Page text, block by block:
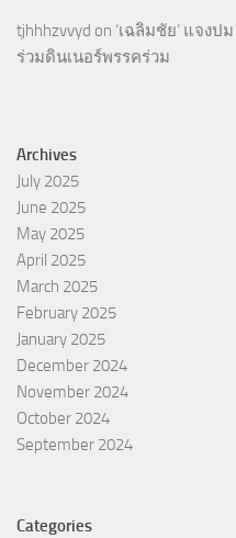
tjhhhzvvyd on ‘เฉลิมชัย’ แจงป
ร่วมดินเนอร์พรรคร่วม
Archives
July 2025
June 2025
May 2025
April 2025
March 2025
February 2025
January 2025
December 2024
November 2024
October 2024
September 2024
Categories